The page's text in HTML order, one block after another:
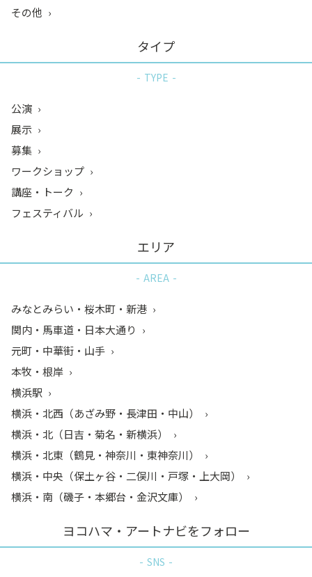
その他
タイプ
TYPE
公演
展示
募集
ワークショップ
講座・トーク
フェスティバル
エリア
AREA
みなとみらい・桜木町・新港
関内・馬車道・日本大通り
元町・中華街・山手
本牧・根岸
横浜駅
横浜・北西（あざみ野・長津田・中山）
横浜・北（日吉・菊名・新横浜）
横浜・北東（鶴見・神奈川・東神奈川）
横浜・中央（保土ヶ谷・二俣川・戸塚・上大岡）
横浜・南（磯子・本郷台・金沢文庫）
ヨコハマ・アートナビをフォロー
SNS